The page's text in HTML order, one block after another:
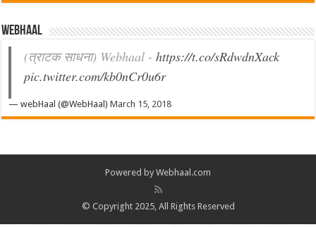
Webhaal
(त्राटक साधना) Webhaal -https://t.co/sRdwdnXack
pic.twitter.com/kb0nCr0u6r
— webHaal (@WebHaal)March 15, 2018
Powered by Webhaal.com
© Copyright 2025, All Rights Reserved